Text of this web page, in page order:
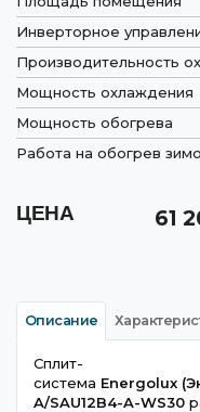
Инверторное
Производительность
Мощность охлаждения
Мощность обогрева
Работа на обогрев
ЦЕНА 61
Описание
Сплит-
система Energolux
A/SAU12B4-A-WS30